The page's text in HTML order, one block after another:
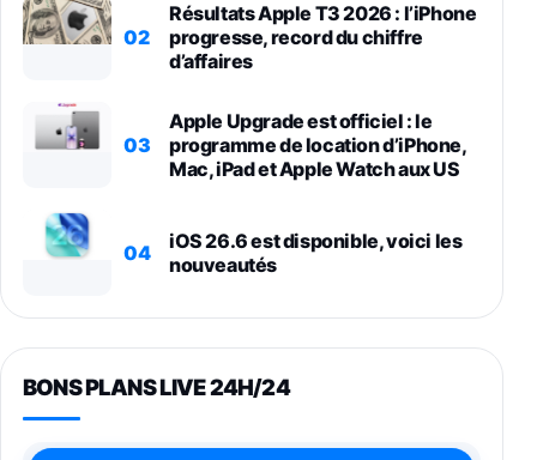
02
Résultats Apple T3 2026 : l’iPhone
progresse, record du chiffre
d’affaires
03
Apple Upgrade est officiel : le
programme de location d’iPhone,
Mac, iPad et Apple Watch aux US
04
iOS 26.6 est disponible, voici les
nouveautés
BONS PLANS LIVE 24H/24